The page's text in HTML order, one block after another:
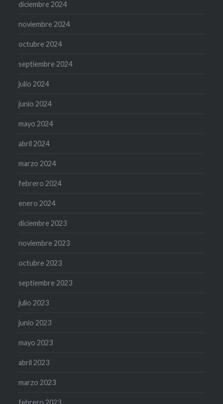
diciembre 2024
noviembre 2024
octubre 2024
septiembre 2024
julio 2024
junio 2024
mayo 2024
abril 2024
marzo 2024
febrero 2024
enero 2024
diciembre 2023
noviembre 2023
octubre 2023
septiembre 2023
julio 2023
junio 2023
mayo 2023
abril 2023
marzo 2023